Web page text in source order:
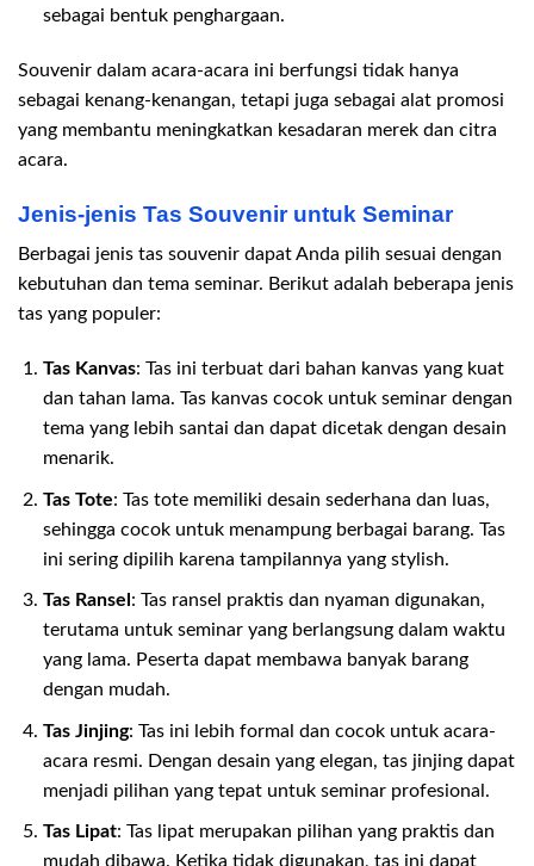
sebagai bentuk penghargaan.
Souvenir dalam acara-acara ini berfungsi tidak hanya
sebagai kenang-kenangan, tetapi juga sebagai alat promosi
yang membantu meningkatkan kesadaran merek dan citra
acara.
Jenis-jenis Tas Souvenir untuk Seminar
Berbagai jenis tas souvenir dapat Anda pilih sesuai dengan
kebutuhan dan tema seminar. Berikut adalah beberapa jenis
tas yang populer:
Tas Kanvas: Tas ini terbuat dari bahan kanvas yang kuat
dan tahan lama. Tas kanvas cocok untuk seminar dengan
tema yang lebih santai dan dapat dicetak dengan desain
menarik.
Tas Tote: Tas tote memiliki desain sederhana dan luas,
sehingga cocok untuk menampung berbagai barang. Tas
ini sering dipilih karena tampilannya yang stylish.
Tas Ransel : Tas ransel praktis dan nyaman digunakan,
terutama untuk seminar yang berlangsung dalam waktu
yang lama. Peserta dapat membawa banyak barang
dengan mudah.
Tas Jinjing: Tas ini lebih formal dan cocok untuk acara-
acara resmi. Dengan desain yang elegan, tas jinjing dapat
menjadi pilihan yang tepat untuk seminar profesional.
Tas Lipat: Tas lipat merupakan pilihan yang praktis dan
mudah dibawa. Ketika tidak digunakan, tas ini dapat